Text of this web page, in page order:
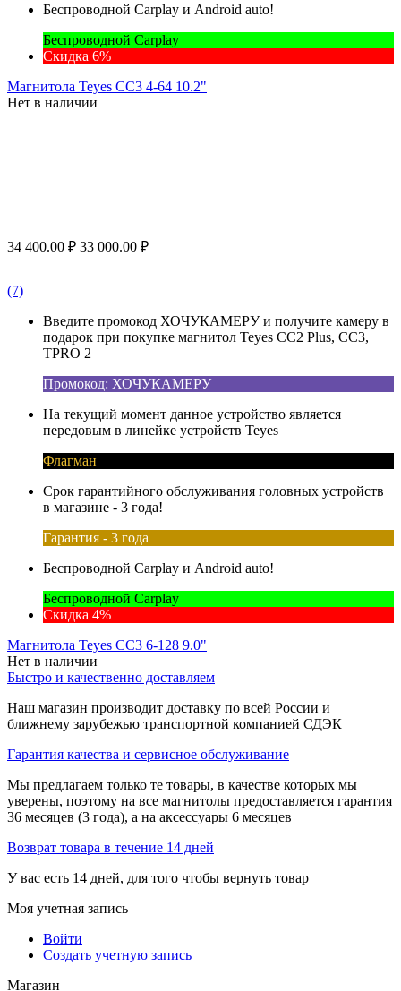
Беспроводной Carplay и Android auto!
Беспроводной Carplay
Скидка 6%
Магнитола Teyes CC3 4-64 10.2"
Нет в наличии
34 400.00 ₽ 33 000.00 ₽
(7)
Введите промокод ХОЧУКАМЕРУ и получите камеру в
подарок при покупке магнитол Teyes CC2 Plus, CC3,
TPRO 2
Промокод: ХОЧУКАМЕРУ
На текущий момент данное устройство является
передовым в линейке устройств Teyes
Флагман
Срок гарантийного обслуживания головных устройств
в магазине - 3 года!
Гарантия - 3 года
Беспроводной Carplay и Android auto!
Беспроводной Carplay
Скидка 4%
Магнитола Teyes CC3 6-128 9.0"
Нет в наличии
Быстро и качественно доставляем
Наш магазин производит доставку по всей России и
ближнему зарубежью транспортной компанией СДЭК
Гарантия качества и сервисное обслуживание
Мы предлагаем только те товары, в качестве которых мы
уверены, поэтому на все магнитолы предоставляется гарантия
36 месяцев (3 года), а на аксессуары 6 месяцев
Возврат товара в течение 14 дней
У вас есть 14 дней, для того чтобы вернуть товар
Моя учетная запись
Войти
Создать учетную запись
Магазин